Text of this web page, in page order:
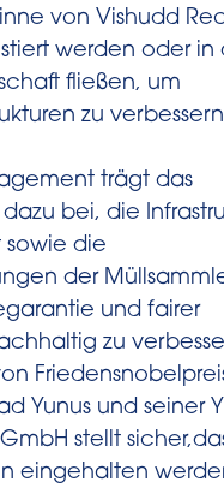
von Vishudd
werden oder in
fließen, um
zu
trägt das
bei, die
sowie die
der
und fairer
zu
Yunus und seiner
stellt
eingehalten